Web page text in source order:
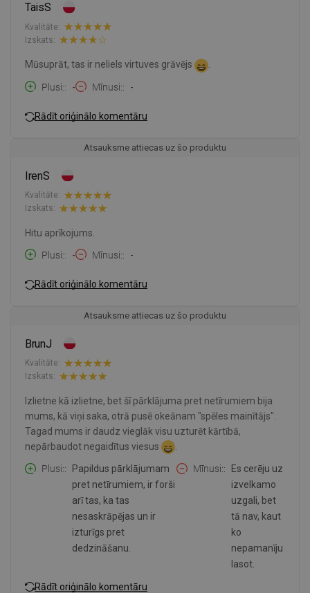
TaisS
Kvalitāte:
Izskats:
Mūsuprāt, tas ir neliels virtuves grāvējs .
Plusi: - Mīnusi: -
Rādīt oriģinālo komentāru
Atsauksme attiecas uz šo produktu
IrenS
Kvalitāte:
Izskats:
Hitu aprīkojums.
Plusi:
- Mīnusi: -
Rādīt oriģinālo komentāru
Atsauksme attiecas uz šo produktu
BrunJ
Kvalitāte:
Izskats:
Izlietne kā izlietne, bet šī pārklājuma pret netīrumiem bija
mums, kā viņi saka, otrā pusē okeānam "spēles mainītājs".
Tagad mums ir daudz vieglāk visu uzturēt kārtībā,
nepārbaudot negaidītus viesus
Plusi:
Papildus pārklājumam
pret netīrumiem, ir forši
arī tas, ka tas
nesaskrāpējas un ir
izturīgs pret
dedzināšanu.
Mīnusi:
Es cerēju uz
izvelkamo
uzgali, bet
tā nav, kaut
ko
nepamanīju
lasot.
Rādīt oriģinālo komentāru